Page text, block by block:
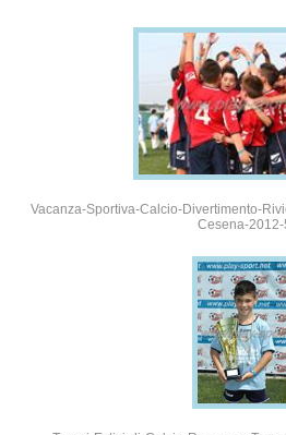
Vacanza-Sportiva-Calcio-Divertimento-
Cesena-2012-